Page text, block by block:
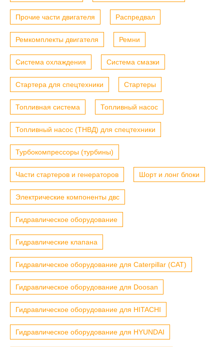
Прочие части двигателя Распредвал
Ремкомплекты двигателя Ремни
Система охлаждения Система смазки
Стартера для спецтехники Стартеры
Топливная система Топливный насос
Топливный насос (ТНВД) для спецтехники
Турбокомпрессоры (турбины)
Части стартеров и генераторов Шорт и лонг блоки
Электрические компоненты двс
Гидравлическое оборудование
Гидравлические клапана
Гидравлическое оборудование для Caterpillar (CAT)
Гидравлическое оборудование для Doosan
Гидравлическое оборудование для HITACHI
Гидравлическое оборудование для HYUNDAI